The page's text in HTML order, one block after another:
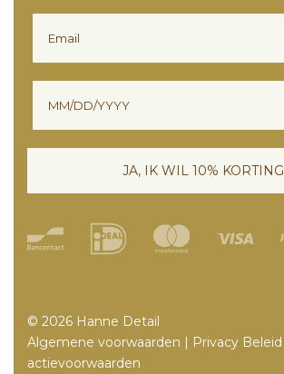
JA, IK WIL 10% KORTING
© 2026 Hanne Detail
Algemene voorwaarden | Privacy Beleid
actievoorwaarden